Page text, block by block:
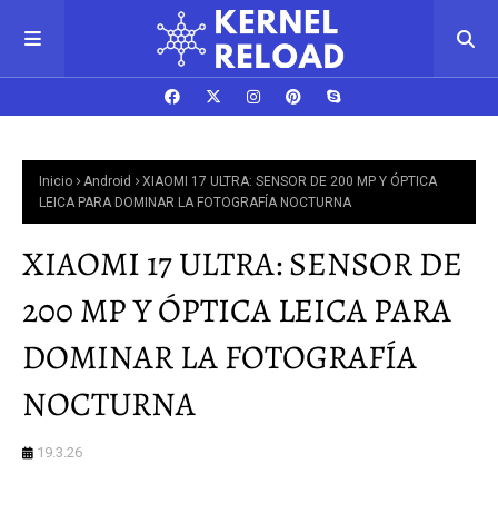
Inicio Android
XIAOMI 17 ULTRA: SENSOR DE 200 MP Y ÓPTICA
LEICA PARA DOMINAR LA FOTOGRAFÍA NOCTURNA
XIAOMI 17 ULTRA: SENSOR DE
200 MP Y ÓPTICA LEICA PARA
DOMINAR LA FOTOGRAFÍA
NOCTURNA
19.3.26